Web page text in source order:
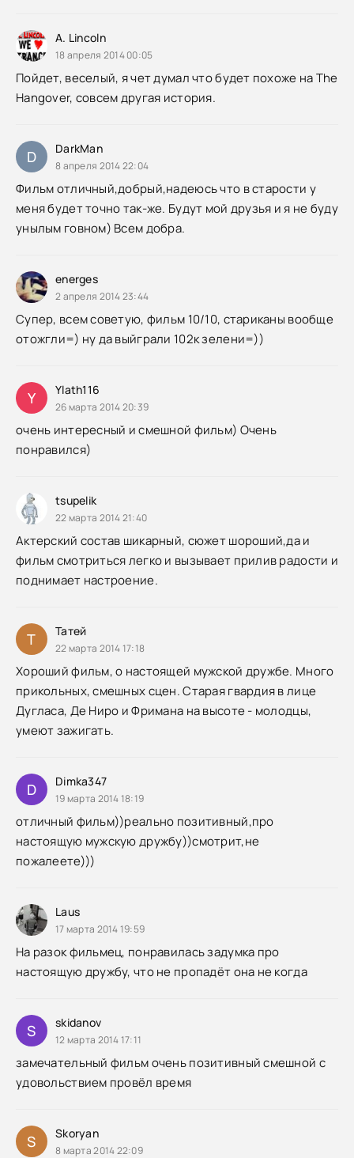
A. Lincoln
18 апреля 2014 00:05
Пойдет, веселый, я чет думал что будет похоже на The
Hangover, совсем другая история.
D DarkMan
8 апреля 2014 22:04
Фильм отличный,добрый,надеюсь что в старости у
меня будет точно так-же. Будут мой друзья и я не буду
унылым говном) Всем добра.
energes
2 апреля 2014 23:44
Супер, всем советую, фильм 10/10, стариканы вообще
отожгли=) ну да выйграли 102к зелени=))
Y Ylath116
26 марта 2014 20:39
очень интересный и смешной фильм) Очень
понравился)
tsupelik
22 марта 2014 21:40
Актерский состав шикарный, сюжет шороший,да и
фильм смотриться легко и вызывает прилив радости и
поднимает настроение.
Т Татей
22 марта 2014 17:18
Хороший фильм, о настоящей мужской дружбе. Много
прикольных, смешных сцен. Старая гвардия в лице
Дугласа, Де Ниро и Фримана на высоте - молодцы,
умеют зажигать.
D Dimka347
19 марта 2014 18:19
отличный фильм))реально позитивный,про
настоящую мужскую дружбу))смотрит,не
пожалеете)))
Laus
17 марта 2014 19:59
На разок фильмец, понравилась задумка про
настоящую дружбу, что не пропадёт она не когда
S skidanov
12 марта 2014 17:11
замечательный фильм очень позитивный смешной с
удовольствием провёл время
S Skoryan
8 марта 2014 22:09